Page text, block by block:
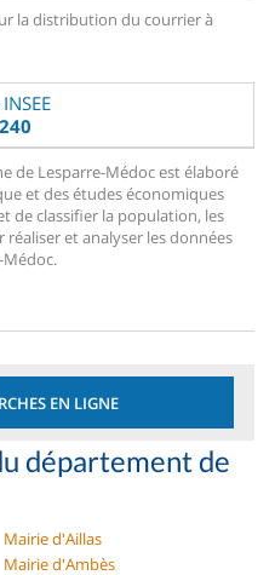
la distribution du courrier à
de Lesparre-Médoc est élaboré
et des études économiques
de classifier la population, les
et analyser les données
EN LIGNE
département de
Mairie d'Aillas
Mairie d'Ambès